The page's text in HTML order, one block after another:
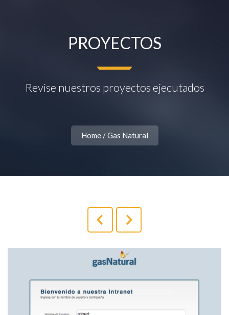
PROYECTOS
Revise nuestros proyectos ejecutados
Home/Gas Natural